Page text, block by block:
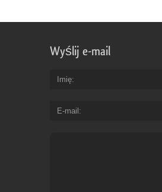
Wyślij e-mail
Imię
E-mail